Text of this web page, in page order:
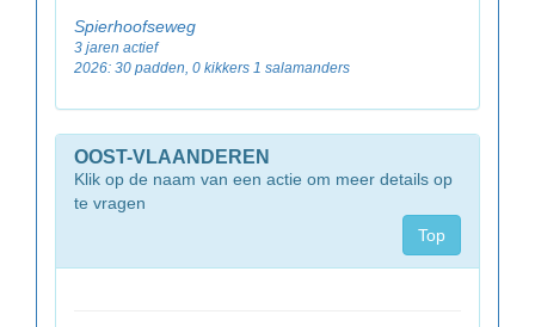
Spierhoofseweg
3 jaren actief
2026: 30 padden, 0 kikkers 1 salamanders
OOST-VLAANDEREN
Klik op de naam van een actie om meer details op
te vragen
Top